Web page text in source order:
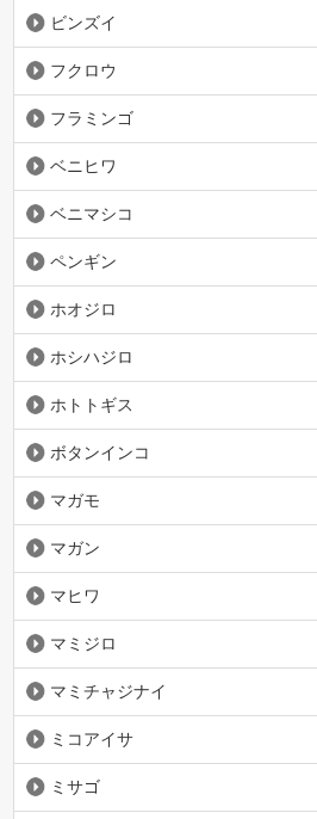
ビンズイ
フクロウ
フラミンゴ
ベニヒワ
ベニマシコ
ペンギン
ホオジロ
ホシハジロ
ホトトギス
ボタンインコ
マガモ
マガン
マヒワ
マミジロ
マミチャジナイ
ミコアイサ
ミサゴ